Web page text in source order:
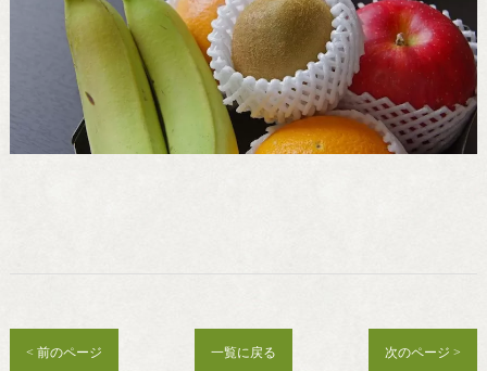
< 前のページ 一覧に戻る 次のページ >